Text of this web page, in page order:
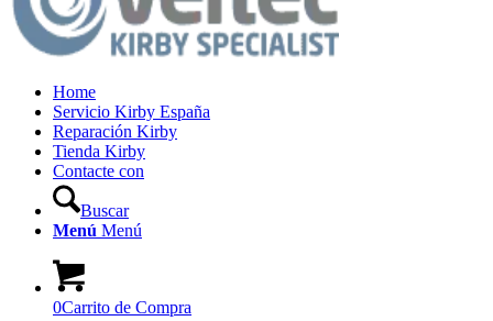
Home
Servicio Kirby España
Reparación Kirby
Tienda Kirby
Contacte con
Buscar
Menú Menú
0Carrito de Compra